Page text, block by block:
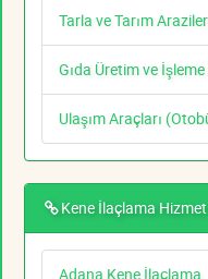
Tarla ve Tarım
Gıda Üretim ve
Ulaşım Araçları
Kene İlaçlama
Adana Kene İlaçlama